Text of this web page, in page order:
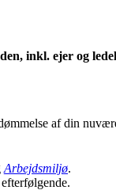
inkl. ejer og
af din
Arbejdsmiljø.